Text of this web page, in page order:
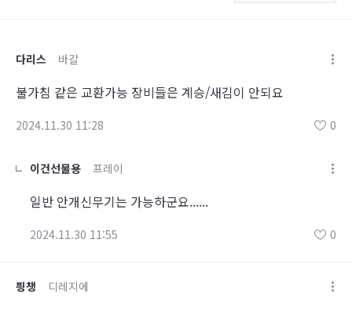
다리스 바칼
불가침 같은 교환가능 장비들은 계승/새김이 안되요
2024.11.30 11:28 0
이건선물용 프레이
일반 안개신무기는 가능하군요......
2024.11.30 11:55 0
픵챙 디레지에